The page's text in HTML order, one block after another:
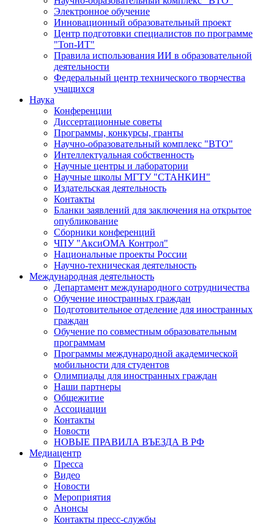
Электронное обучение
Инновационный образовательный проект
Центр подготовки специалистов по программе
"Топ-ИТ"
Правила использования ИИ в образовательной
деятельности
Федеральный центр технического творчества
учащихся
Наука
Конференции
Диссертационные советы
Программы, конкурсы, гранты
Научно-образовательный комплекс "ВТО"
Интеллектуальная собственность
Научные центры и лаборатории
Научные школы МГТУ "СТАНКИН"
Издательская деятельность
Контакты
Бланки заявлений для заключения на открытое
опубликование
Сборники конференций
ЧПУ "АксиОМА Контрол"
Национальные проекты России
Научно-техническая деятельность
Международная деятельность
Департамент международного сотрудничества
Обучение иностранных граждан
Подготовительное отделение для иностранных
граждан
Обучение по совместным образовательным
программам
Программы международной академической
мобильности для студентов
Олимпиады для иностранных граждан
Наши партнеры
Общежитие
Ассоциации
Контакты
Новости
НОВЫЕ ПРАВИЛА ВЪЕЗДА В РФ
Медиацентр
Пресса
Видео
Новости
Мероприятия
Анонсы
Контакты пресс-службы